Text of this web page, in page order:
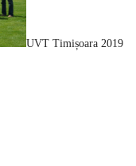
UVT Timișoara 2019